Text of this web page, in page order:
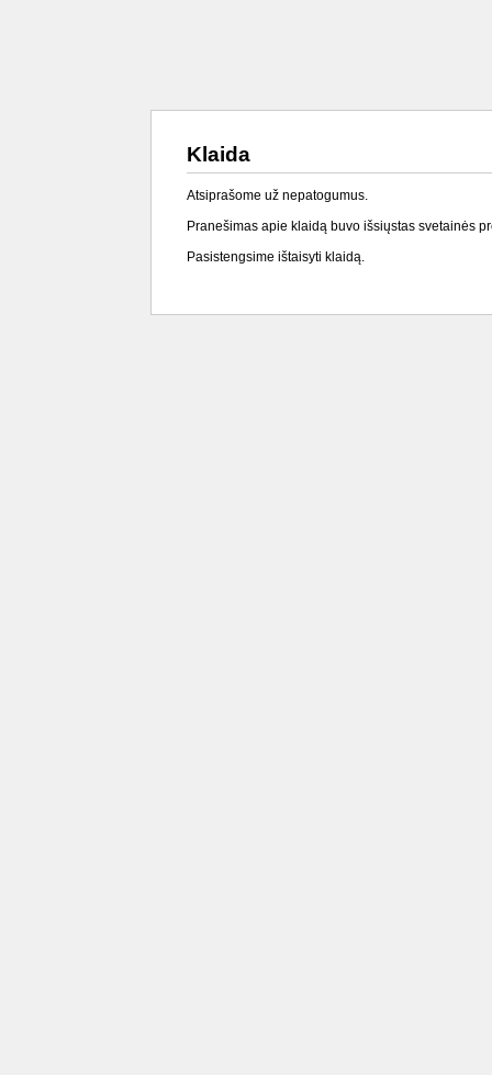
Klaida
Atsiprašome už nepatogumus.
Pranešimas apie klaidą buvo išsiųstas svetainės
Pasistengsime ištaisyti klaidą.